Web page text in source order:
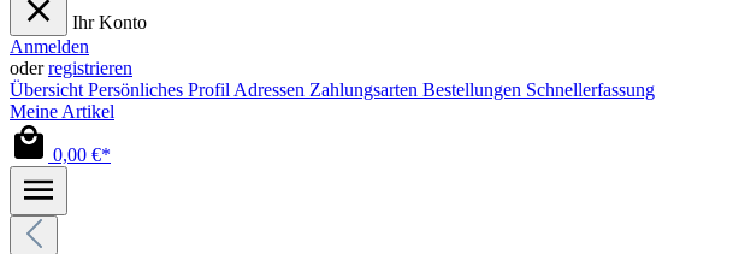
Ihr Konto
Anmelden
oderregistrieren
Übersicht Persönliches Profil Adressen Zahlungsarten Bestellungen Schnellerfassung
Meine Artikel
0,00 €*